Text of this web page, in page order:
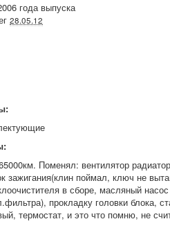
года выпуска
28.05.12
Поменял: вентилятор
зажигания(клин поймал, ключ не
в сборе, масляный
прокладку головки блока,
термостат, и это что помню, не